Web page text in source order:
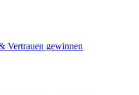
Vertrauen gewinnen